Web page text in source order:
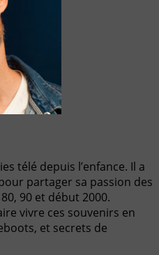
télé depuis l’enfance. Il a
partager sa passion des
90 et début 2000.
vivre ces souvenirs en
et secrets de